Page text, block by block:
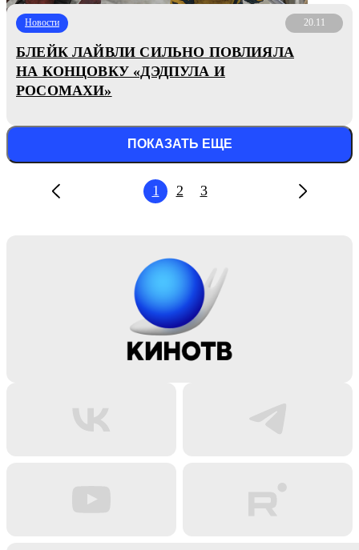
Новости 20.11
БЛЕЙК ЛАЙВЛИ СИЛЬНО ПОВЛИЯЛА
НА КОНЦОВКУ «ДЭДПУЛА И
РОСОМАХИ»
ПОКАЗАТЬ ЕЩЕ
1 2 3